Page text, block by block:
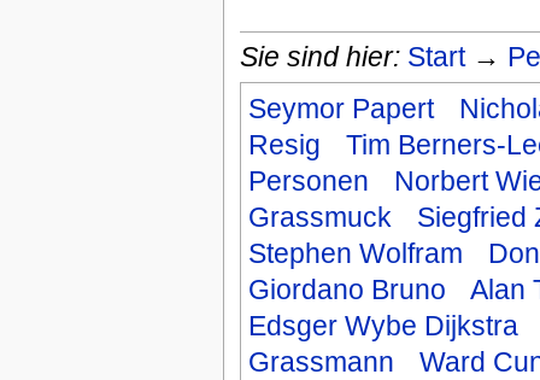
Sie sind hier: Start→
Seymor Papert
Resig
Tim Berners-
Personen
Norbert
Grassmuck
Siegfried
Stephen Wolfram
Giordano Bruno
Alan
Edsger Wybe Dijkstra
Grassmann
Ward